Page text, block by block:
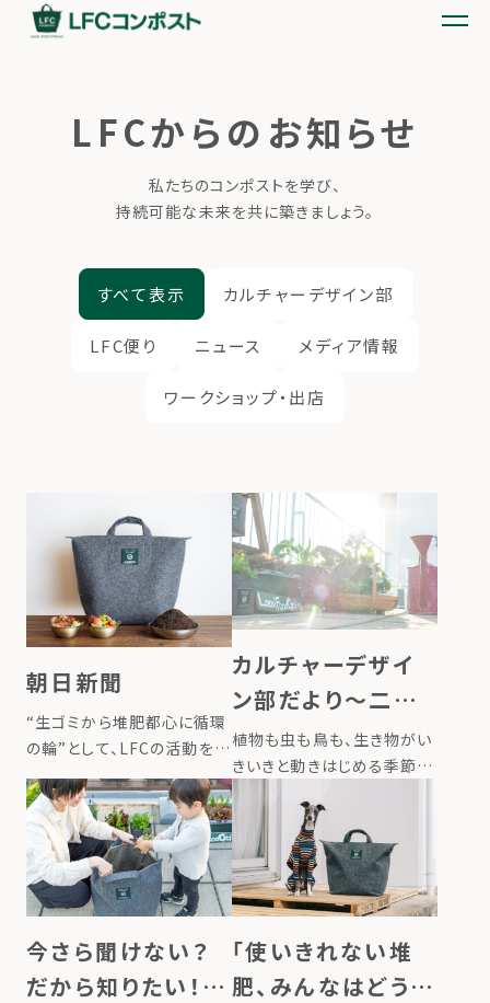
LFCからのお知らせ
私たちのコンポストを学び、
持続可能な未来を共に築きましょう。
すべて表示 カルチャーデザイン部
LFC便り ニュース メディア情報
ワークショップ・出店
朝日新聞
“生ゴミから堆肥都心に循環
の輪”として、LFCの活動を取
材いただきました ▶掲載ペ
ージはこちら
カルチャーデザイ
ン部だより〜二十
四節気の清明、穀
雨。生きものが輝き
だすこの季節の過
ごし方
植物も虫も鳥も、生き物がい
きいきと動きはじめる季節
「二十四節気」という暦をご
存知ですか？日本では1年を
24の季節に等分した「二十四
節気」、その二十四をさらに3
つづつ細かく分けた「七十二
候」と言う季節の表し方があ
り、カル […]
今さら聞けない？
だから知りたい！
「使いきれない堆
肥、みんなはどうし